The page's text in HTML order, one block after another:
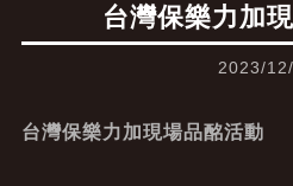
2023/
台灣保樂力加
台灣保樂力加現場品酩活動